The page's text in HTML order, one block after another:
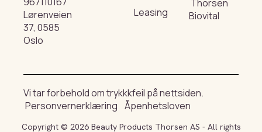
Lørenveien
37, 0585
Oslo
Leasing
Thorsen
Biovital
Vi tar forbehold om trykkkfeil på nettsiden.
Personvernerklæring Åpenhetsloven
Copyright © 2026 Beauty Products Thorsen AS - All rights